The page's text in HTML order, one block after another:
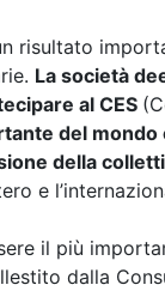
risultato
La società
al CES
del mondo
della
e
il più
dalla